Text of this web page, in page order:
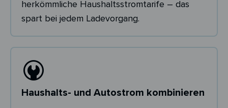
herkömmliche Haushaltsstromtarife – das
spart bei jedem Ladevorgang.
Haushalts- und Autostrom kombinieren